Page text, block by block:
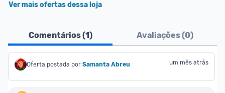
Ver mais ofertas dessa loja
Comentários (1) Avaliações (0)
Oferta postada por Samanta Abreu um mês atrás